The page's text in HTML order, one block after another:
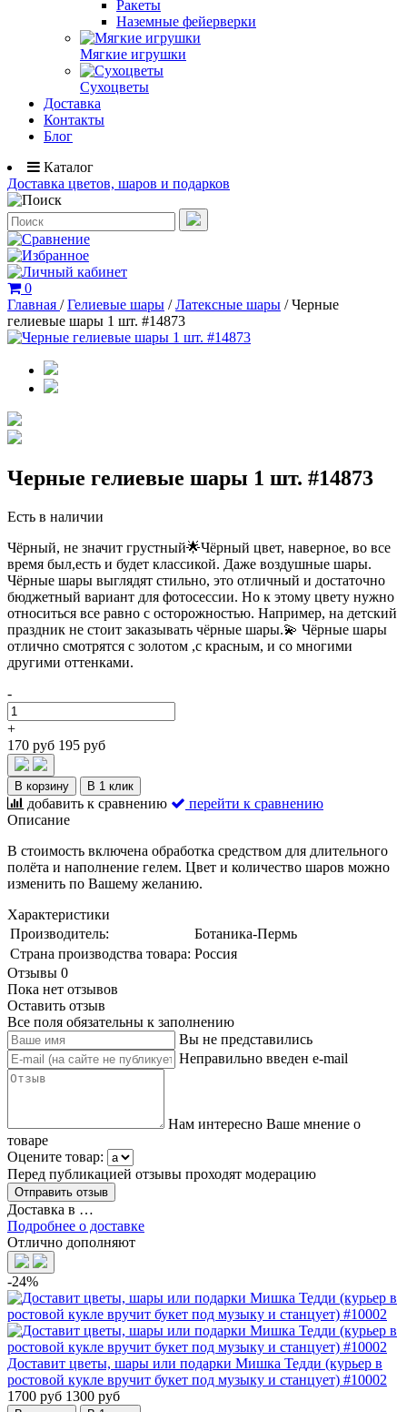
Ракеты
Наземные фейерверки
Мягкие игрушки
Сухоцветы
Доставка
Контакты
Блог
Каталог
Доставка цветов, шаров и подарков
0
Главная /Гелиевые шары /Латексные шары /Черные
гелиевые шары 1 шт. #14873
Черные гелиевые шары 1 шт. #14873
Есть в наличии
Чёрный, не значит грустный🌟Чёрный цвет, наверное, во все
время был,есть и будет классикой. Даже воздушные шары.
Чёрные шары выглядят стильно, это отличный и достаточно
бюджетный вариант для фотосессии. Но к этому цвету нужно
относиться все равно с осторожностью. Например, на детский
праздник не стоит заказывать чёрные шары.💫 Чёрные шары
отлично смотрятся с золотом ,с красным, и со многими
другими оттенками.
-
+
170 руб 195 руб
В корзину В 1 клик
добавить к сравнению
перейти к сравнению
Описание
В стоимость включена обработка средством для длительного
полёта и наполнение гелем. Цвет и количество шаров можно
изменить по Вашему желанию.
Характеристики
Производитель:
Ботаника-Пермь
Страна производства товара: Россия
Отзывы 0
Пока нет отзывов
Оставить отзыв
Все поля обязательны к заполнению
Вы не представились
Неправильно введен e-mail
Нам интересно Ваше мнение о
товаре
Оцените товар:
Перед публикацией отзывы проходят модерацию
Доставка в …
Подробнее о доставке
Отлично дополняют
-24%
Доставит цветы, шары или подарки Мишка Тедди (курьер в
ростовой кукле вручит букет под музыку и станцует) #10002
1700 руб 1300 руб